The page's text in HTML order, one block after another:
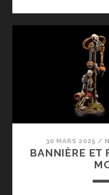
30 MARS 2025 /
BANNIÈRE ET